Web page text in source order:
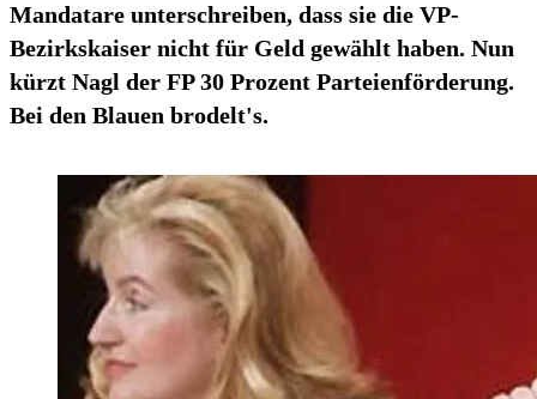
Mandatare unterschreiben, dass sie die VP-
Bezirkskaiser nicht für Geld gewählt haben. Nun
kürzt Nagl der FP 30 Prozent Parteienförderung.
Bei den Blauen brodelt's.